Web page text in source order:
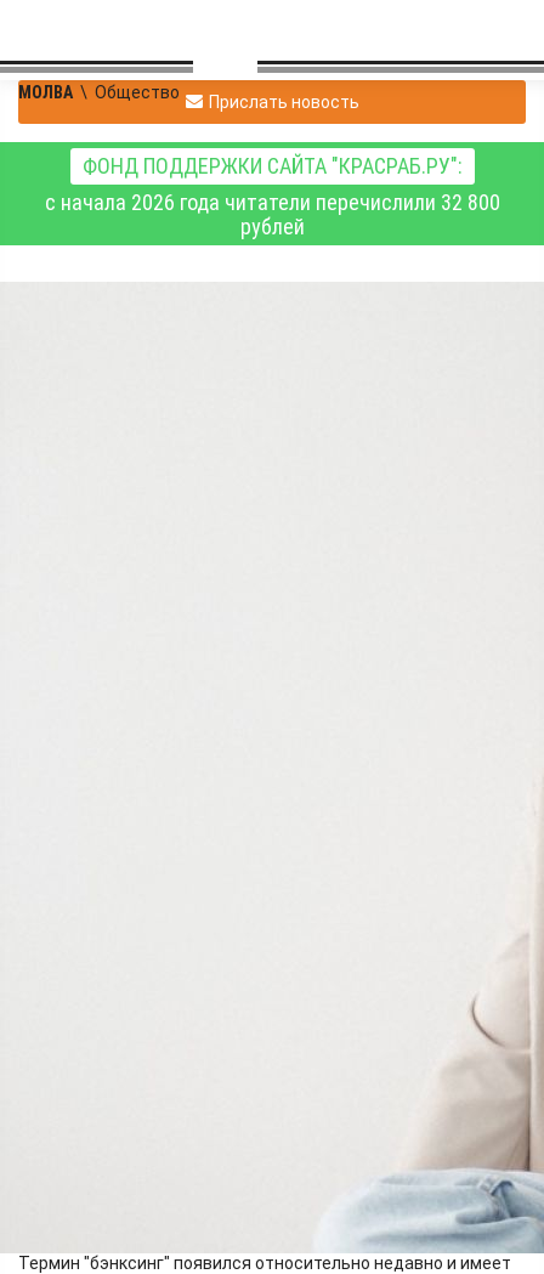
МОЛВА \ Общество Прислать новость
ФОНД ПОДДЕРЖКИ САЙТА "КРАСРАБ.РУ":
с начала 2026 года читатели перечислили 32 800
рублей
популярность необычный метод расставания, получивший
название "бэнксинг". Эта модель поведения подразумевает
эмоциональное дистанцирование от партнера с целью
тех пор, пока не заметит, что отношения изнашиваются и
исчезают без объяснений. Отношение к данному явлению
крайне неоднозначно: некоторые считают его токсичным,
другие — безболезненным способом разрыва.
Термин "бэнксинг" появился относительно недавно и имеет